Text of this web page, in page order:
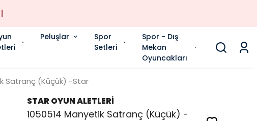
Peluşlar
Spor
Setleri
Spor - Dış
Mekan
Oyuncakları
Satranç (Küçük) -Star
STAR OYUN ALETLERİ
1050514 Manyetik Satranç (Küçük) -